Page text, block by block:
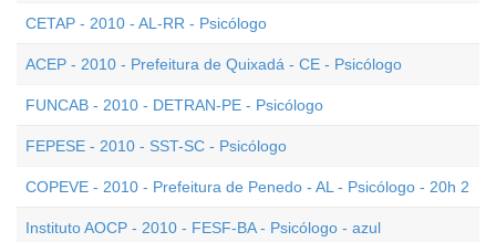
CETAP - 2010 - AL-RR - Psicólogo
ACEP - 2010 - Prefeitura de Quixadá - CE - Psicólogo
FUNCAB - 2010 - DETRAN-PE - Psicólogo
FEPESE - 2010 - SST-SC - Psicólogo
COPEVE - 2010 - Prefeitura de Penedo - AL - Psicólogo - 20h 2
Instituto AOCP - 2010 - FESF-BA - Psicólogo - azul